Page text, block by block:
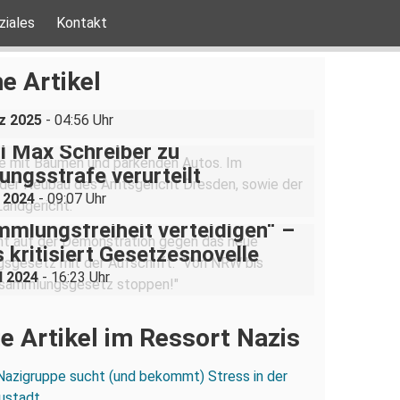
Kontakt
Artikel
AfD-Rede zum
in Coswig bei
2025- 04:56 Uhr
Max Schreiber zu
verurteilt
- 09:07 Uhr
verteidigen“ –
kritisiert Gesetzesnovelle
2024- 16:23 Uhr
Artikel im Ressort Nazis
sucht (und bekommt) Stress in der